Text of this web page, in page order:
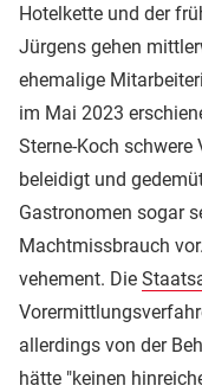
Hotelkette und der
Jürgens gehen
ehemalige
im Mai 2023
Sterne-Koch schwere
beleidigt und
Gastronomen sogar
Machtmissbrauch
vehement. Die
allerdings von der
hätte "keinen